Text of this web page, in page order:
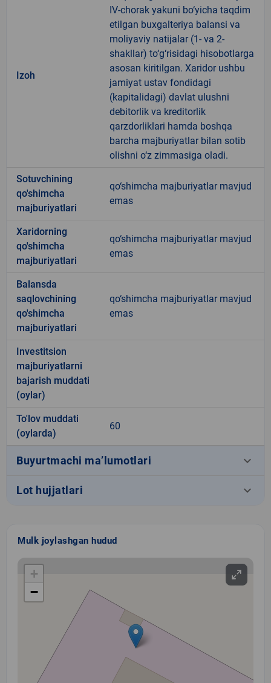
Izoh
IV-chorak yakuni bo‘yicha taqdim
etilgan buxgalteriya balansi va
moliyaviy natijalar (1- va 2-
shakllar) to‘g‘risidagi hisobotlarga
asosan kiritilgan. Xaridor ushbu
jamiyat ustav fondidagi
(kapitalidagi) davlat ulushni
debitorlik va kreditorlik
qarzdorliklari hamda boshqa
barcha majburiyatlar bilan sotib
olishni o‘z zimmasiga oladi.
Sotuvchining
qo'shimcha
majburiyatlari
qo‘shimcha majburiyatlar mavjud
emas
Xaridorning
qo'shimcha
majburiyatlari
qo‘shimcha majburiyatlar mavjud
emas
Balansda
saqlovchining
qo'shimcha
majburiyatlari
qo‘shimcha majburiyatlar mavjud
emas
Investitsion
majburiyatlarni
bajarish muddati
(oylar)
To'lov muddati
(oylarda)
60
Buyurtmachi ma’lumotlari keyboard_arrow_down
Lot hujjatlari keyboard_arrow_down
Mulk joylashgan hudud
+
−